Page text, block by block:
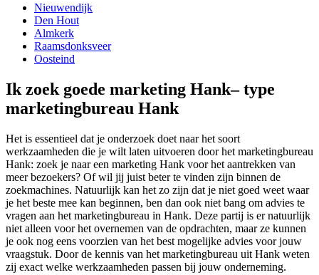
Nieuwendijk
Den Hout
Almkerk
Raamsdonksveer
Oosteind
Ik zoek goede marketing Hank– type
marketingbureau Hank
Het is essentieel dat je onderzoek doet naar het soort
werkzaamheden die je wilt laten uitvoeren door het marketingbureau
Hank: zoek je naar een marketing Hank voor het aantrekken van
meer bezoekers? Of wil jij juist beter te vinden zijn binnen de
zoekmachines. Natuurlijk kan het zo zijn dat je niet goed weet waar
je het beste mee kan beginnen, ben dan ook niet bang om advies te
vragen aan het marketingbureau in Hank. Deze partij is er natuurlijk
niet alleen voor het overnemen van de opdrachten, maar ze kunnen
je ook nog eens voorzien van het best mogelijke advies voor jouw
vraagstuk. Door de kennis van het marketingbureau uit Hank weten
zij exact welke werkzaamheden passen bij jouw onderneming.